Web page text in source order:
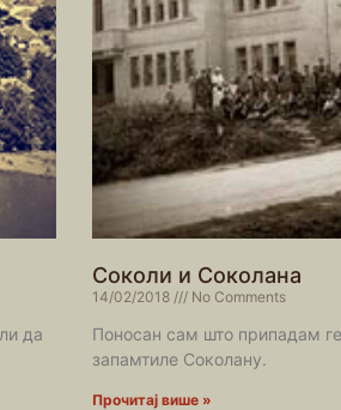
да
Соколи и Соколана
14/02/2018 No Comments
Поносан сам што припадам
запамтиле Соколану.
Прочитај више »